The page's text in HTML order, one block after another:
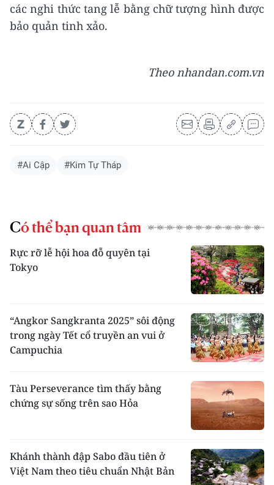
các nghi thức tang lễ bằng chữ tượng hình được
bảo quản tinh xảo.
Theo nhandan.com.vn
#Ai Cập #Kim Tự Tháp
Có thể bạn quan tâm
Rực rỡ lễ hội hoa đỗ quyên tại
Tokyo
“Angkor Sangkranta 2025” sôi động
trong ngày Tết cổ truyền an vui ở
Campuchia
Tàu Perseverance tìm thấy bằng
chứng sự sống trên sao Hỏa
Khánh thành đập Sabo đầu tiên ở
Việt Nam theo tiêu chuẩn Nhật Bản